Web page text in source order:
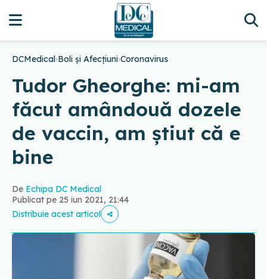
DCMedical›Boli și Afecțiuni›Coronavirus
Tudor Gheorghe: mi-am
făcut amândouă dozele
de vaccin, am știut că e
bine
De Echipa DC Medical
Publicat pe 25 iun 2021, 21:44
Distribuie acest articol